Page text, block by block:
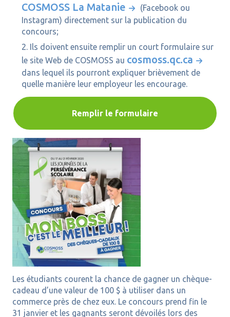
COSMOSS La Matanie
(Facebook ou
Instagram) directement sur la publication du
concours;
Ils doivent ensuite remplir un court formulaire sur
le site Web de COSMOSS au cosmoss.qc.ca
dans lequel ils pourront expliquer brièvement de
quelle manière leur employeur les encourage.
Remplir le formulaire
Les étudiants courent la chance de gagner un chèque-
cadeau d’une valeur de 100 $ à utiliser dans un
commerce près de chez eux. Le concours prend fin le
31 janvier et les gagnants seront dévoilés lors des